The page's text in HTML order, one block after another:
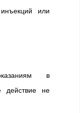
или
в
действие не